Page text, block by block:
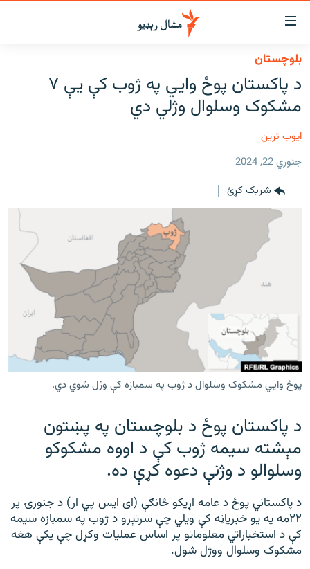
د
لاسرسي
ځای
عمومي
پاڼې
ته
شئ
عمومي
کورپاڼې
لنډ خبرونه
بلوچستان
پاکستان
افغانستان
نړۍ
ځانګړې مرکې، شننې
انځور او ویډیو
اوونیزې خپرونې
Gandhara
موږ وڅارئ
د ازادې اروپا راډیو ټولې ووبپاڼې
بلوچستان
د پاکستان پوځ وايي په ژوب کې یې ۷
مشکوک وسلوال وژلي دي
ایوب ترین
جنوري 22, 2024
شریک کړئ
پوځ وايي مشکوک وسلوال د ژوب په سمبازه کې وژل شوي دي.
د پاکستان پوځ د بلوچستان په پښتون
مېشته سیمه ژوب کې د اووه مشکوکو
وسلوالو د وژنې دعوه کړې ده.
د پاکستاني پوځ د عامه اړیکو څانګې (ای ایس پي ار) د جنورۍ پر
۲۲مه په یو خبرپاڼه کې ویلي چې سرتېرو د ژوب په سمبازه سیمه
کې د استخباراتي معلوماتو پر اساس عملیات وکړل چې پکې هغه
مشکوک وسلوال ووژل شول.